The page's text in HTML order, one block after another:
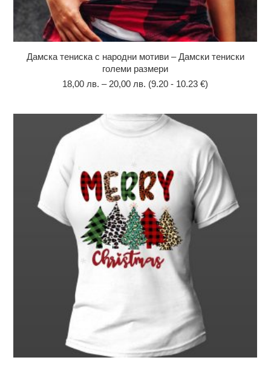
Дамска тениска с народни мотиви – Дамски тениски
големи размери
18,00 лв. – 20,00 лв. (9.20 - 10.23 €)